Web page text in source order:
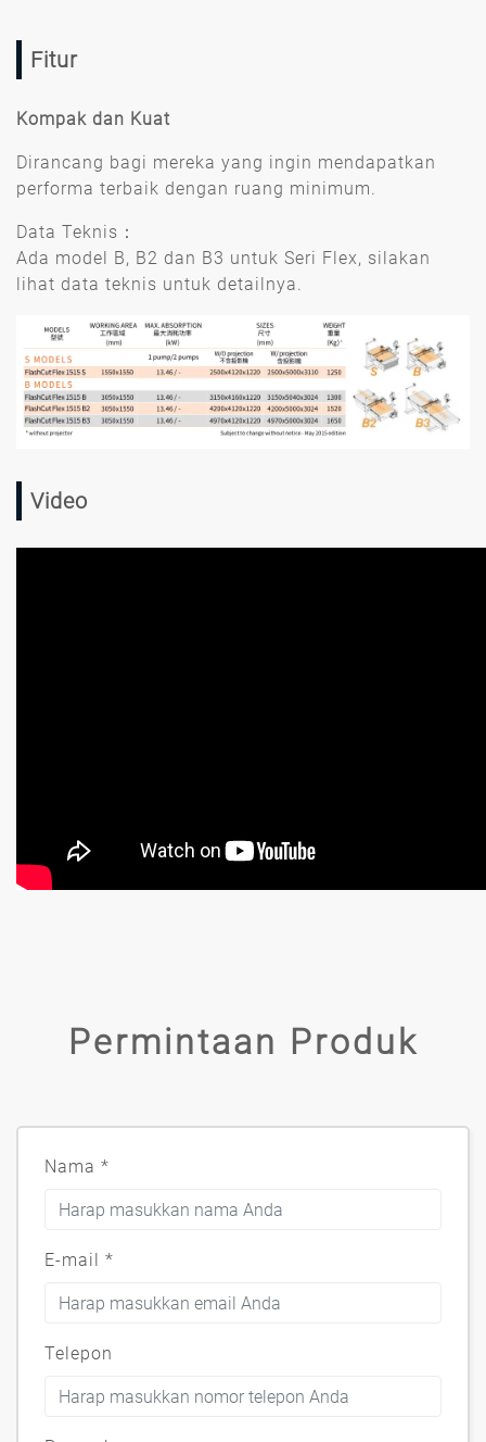
Fitur
Kompak dan Kuat
Dirancang bagi mereka yang ingin mendapatkan
performa terbaik dengan ruang minimum.
Data Teknis：
Ada model B, B2 dan B3 untuk Seri Flex, silakan
lihat data teknis untuk detailnya.
Video
Permintaan Produk
Nama *
E-mail *
Telepon